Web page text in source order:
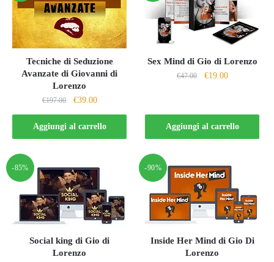
Tecniche di Seduzione
Avanzate di Giovanni di
Lorenzo
€197.00
Il
prezzo
originale
era:
€39.00Il
prezzo
attuale
è:
Aggiungi al carrello
Sex Mind di Gio di Lorenzo
€47.00
Il
era:
€47.00.
€19.00Il
è:
€19.00.
Aggiungi al carrello
-85%
Social king di Gio di
Lorenzo
-90%
Inside Her Mind di Gio Di
Lorenzo